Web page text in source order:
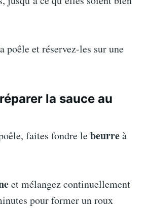
poêle et réservez-les sur une
la sauce au
faites fondre lebeurreà
et mélangez continuellement
pour former un roux